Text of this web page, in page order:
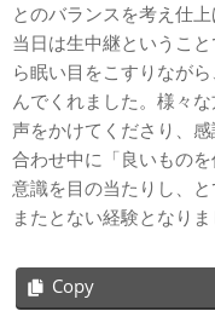
とのバランスを考え仕
当日は生中継というこ
ら眠い目をこすりなが
んでくれました。様々
声をかけてくださり、
合わせ中に「良いもの
意識を目の当たりし、
またとない経験となりま
Copy